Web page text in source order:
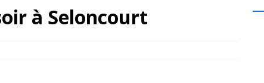
à Seloncourt